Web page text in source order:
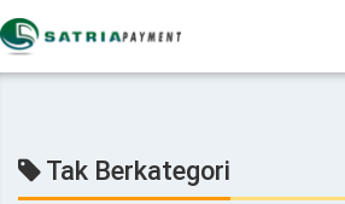
Tak Berkategori